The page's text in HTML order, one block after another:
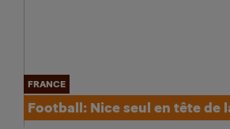
FRANCE
Football: Nice seul en tête de